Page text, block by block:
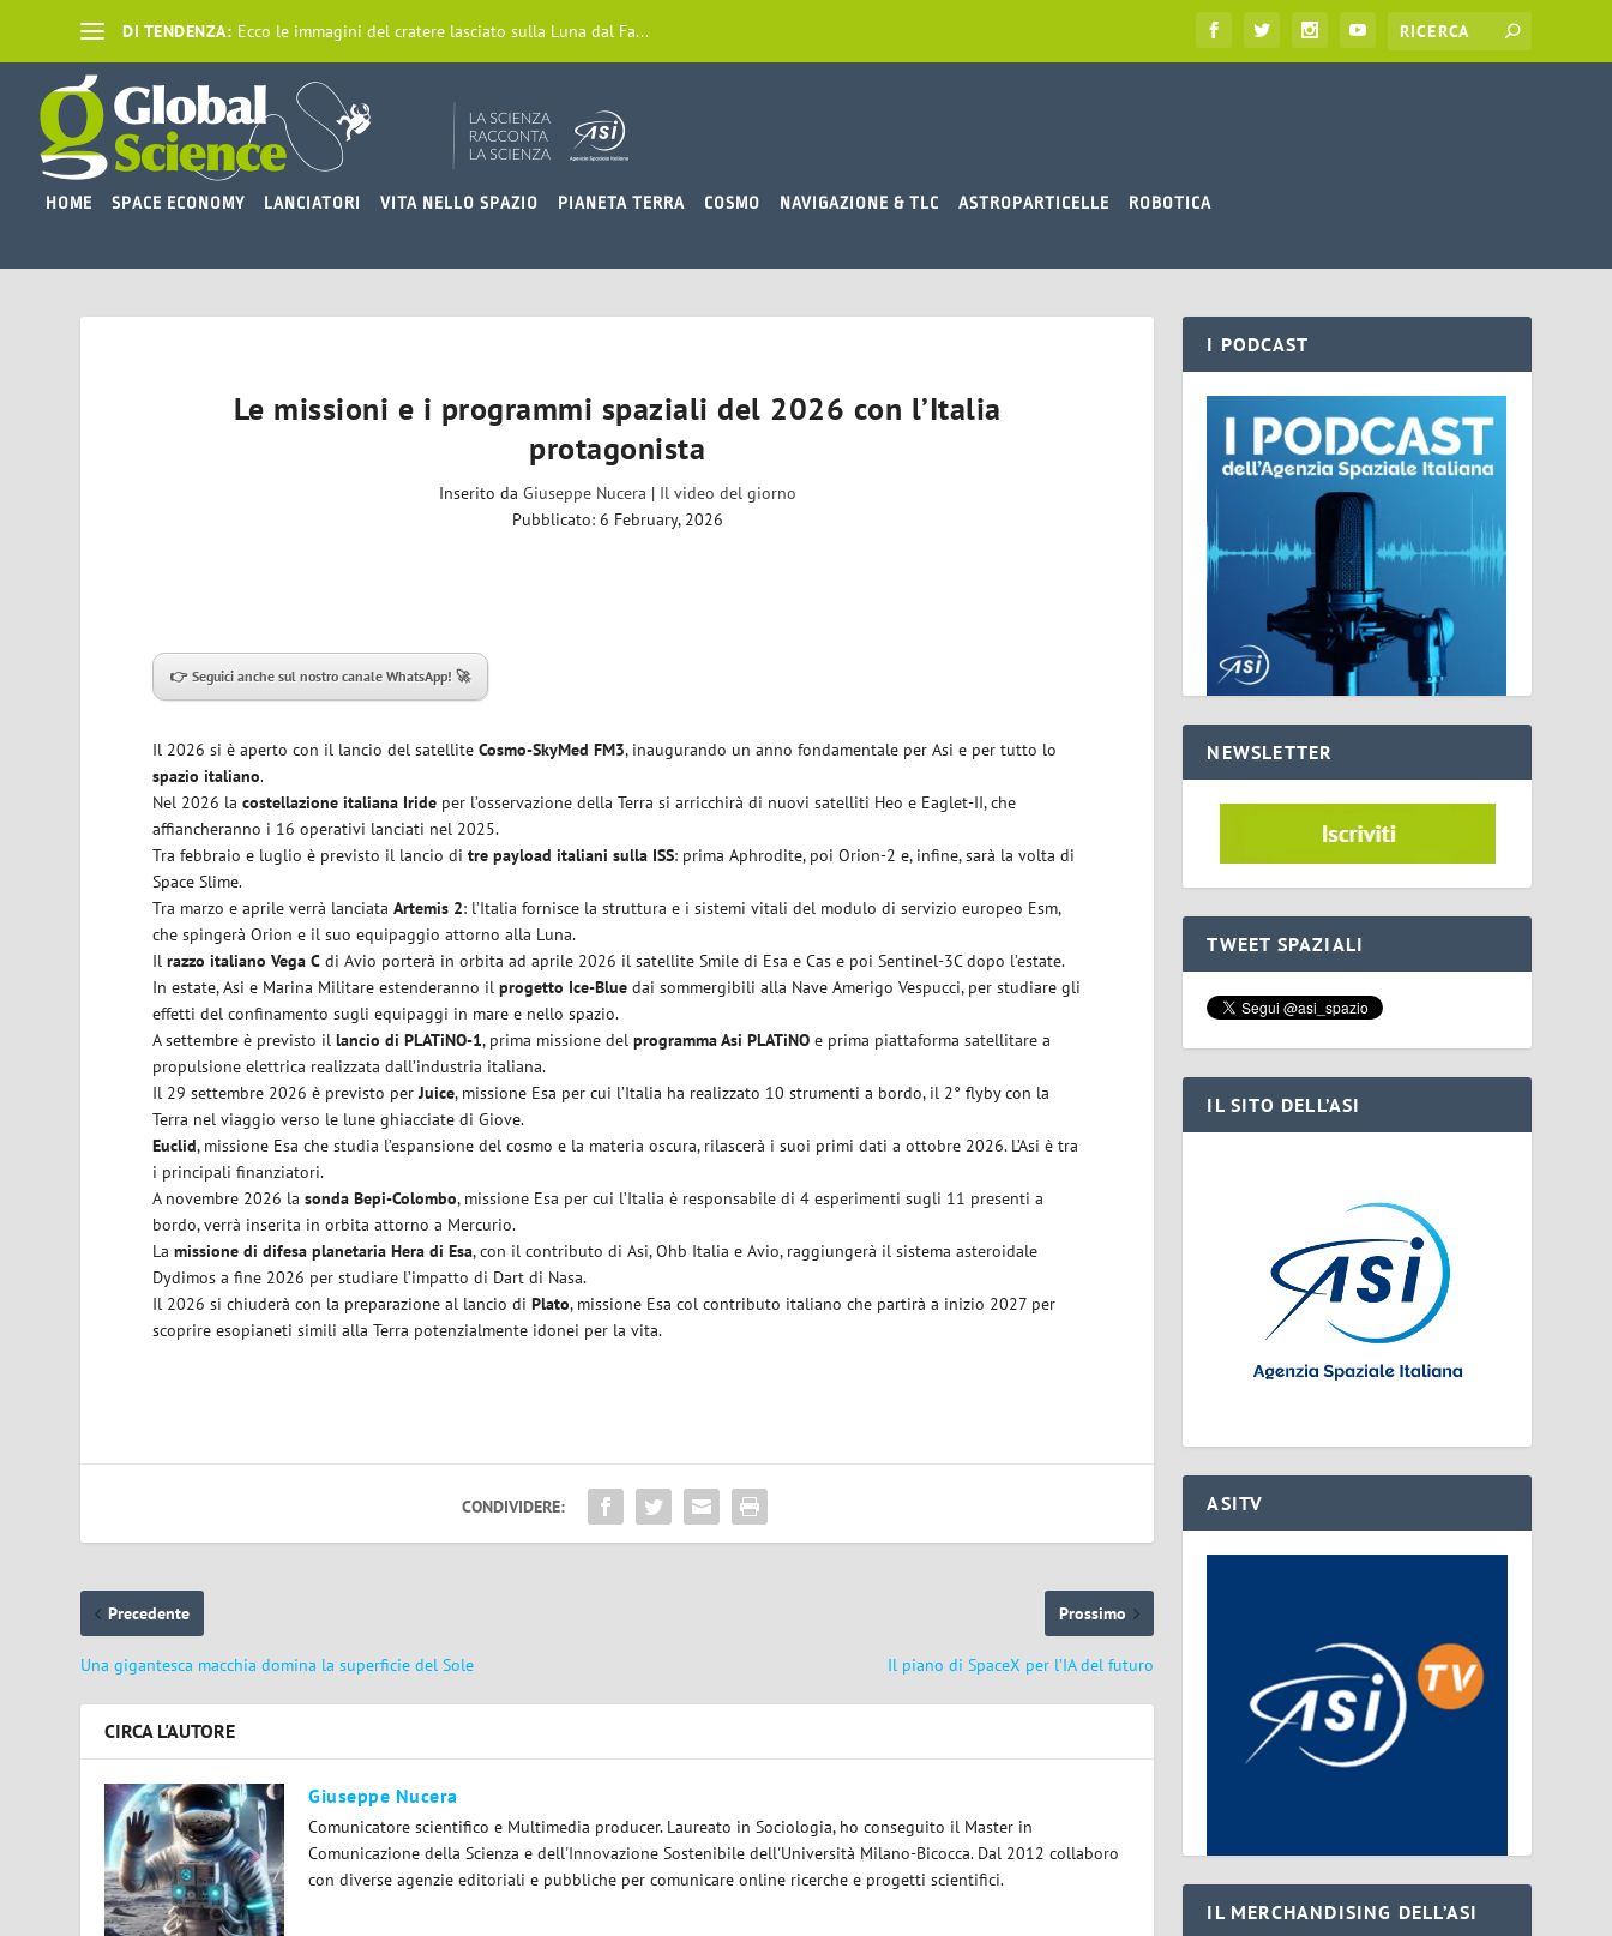
DI TENDENZA: Ecco le immagini del cratere lasciato sulla Luna dal Fa...
HOME SPACE ECONOMY LANCIATORI VITA NELLO SPAZIO PIANETA TERRA COSMO NAVIGAZIONE & TLC ASTROPARTICELLE ROBOTICA
Le missioni e i programmi spaziali del 2026 con l’Italia
protagonista
Inserito da Giuseppe Nucera | Il video del giorno
Pubblicato: 6 February, 2026
👉 Seguici anche sul nostro canale WhatsApp! 🚀
Il 2026 si è aperto con il lancio del satelliteCosmo-SkyMed FM3, inaugurando un anno fondamentale per Asi e per tutto lo
spazio italiano.
Nel 2026 lacostellazione italiana Iride per l’osservazione della Terra si arricchirà di nuovi satelliti Heo e Eaglet-II, che
affiancheranno i 16 operativi lanciati nel 2025.
Tra febbraio e luglio è previsto il lancio ditre payload italiani sulla ISS: prima Aphrodite, poi Orion-2 e, infine, sarà la volta di
Space Slime.
Tra marzo e aprile verrà lanciataArtemis 2: l’Italia fornisce la struttura e i sistemi vitali del modulo di servizio europeo Esm,
che spingerà Orion e il suo equipaggio attorno alla Luna.
Ilrazzo italiano Vega C di Avio porterà in orbita ad aprile 2026 il satellite Smile di Esa e Cas e poi Sentinel-3C dopo l’estate.
In estate, Asi e Marina Militare estenderanno ilprogetto Ice-Blue dai sommergibili alla Nave Amerigo Vespucci, per studiare gli
effetti del confinamento sugli equipaggi in mare e nello spazio.
A settembre è previsto illancio di PLATiNO-1, prima missione delprogramma Asi PLATiNO e prima piattaforma satellitare a
propulsione elettrica realizzata dall’industria italiana.
Il 29 settembre 2026 è previsto perJuice, missione Esa per cui l’Italia ha realizzato 10 strumenti a bordo, il 2° flyby con la
Terra nel viaggio verso le lune ghiacciate di Giove.
Euclid, missione Esa che studia l’espansione del cosmo e la materia oscura, rilascerà i suoi primi dati a ottobre 2026. L’Asi è tra
i principali finanziatori.
A novembre 2026 lasonda Bepi-Colombo, missione Esa per cui l’Italia è responsabile di 4 esperimenti sugli 11 presenti a
bordo, verrà inserita in orbita attorno a Mercurio.
Lamissione di difesa planetaria Hera di Esa, con il contributo di Asi, Ohb Italia e Avio, raggiungerà il sistema asteroidale
Dydimos a fine 2026 per studiare l’impatto di Dart di Nasa.
Il 2026 si chiuderà con la preparazione al lancio diPlato, missione Esa col contributo italiano che partirà a inizio 2027 per
scoprire esopianeti simili alla Terra potenzialmente idonei per la vita.
CONDIVIDERE:
Precedente
Una gigantesca macchia domina la superficie del Sole
Prossimo
Il piano di SpaceX per l’IA del futuro
CIRCA L'AUTORE
Giuseppe Nucera
Comunicatore scientifico e Multimedia producer. Laureato in Sociologia, ho conseguito il Master in
Comunicazione della Scienza e dell'Innovazione Sostenibile dell'Università Milano-Bicocca. Dal 2012 collaboro
con diverse agenzie editoriali e pubbliche per comunicare online ricerche e progetti scientifici.
I PODCAST
NEWSLETTER
TWEET SPAZIALI
IL SITO DELL’ASI
ASITV
IL MERCHANDISING DELL’ASI